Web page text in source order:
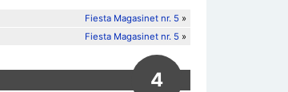
Fiesta Magasinet nr. 5 »
Fiesta Magasinet nr. 5 »
4